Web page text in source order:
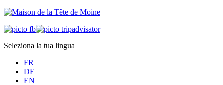
Seleziona la tua lingua
FR
DE
EN